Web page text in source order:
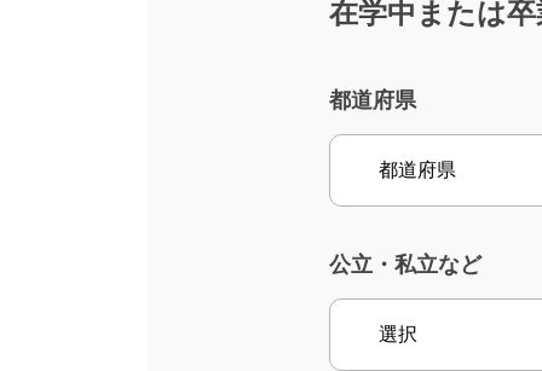
在学中または
都道府県
公立・私立など